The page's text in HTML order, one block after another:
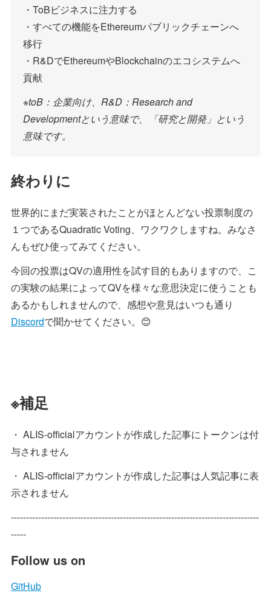
・ToBビジネスに注力する
・すべての機能をEthereumパブリックチェーンへ
移行
・R&DでEthereumやBlockchainのエコシステムへ
貢献
※toB：企業向け、R&D：Research and
Developmentという意味で、「研究と開発」という
意味です。
終わりに
世界的にまだ実装されたことがほとんどない投票制度の
１つであるQuadratic Voting、ワクワクしますね。みなさ
んもぜひ使ってみてください。
今回の投票はQVの適用性を試す目的もありますので、こ
の実験の結果によってQVを様々な意思決定に使うことも
あるかもしれませんので、感想や意見はいつも通り
Discordで聞かせてください。😊
※補足
・ ALIS-officialアカウントが作成した記事にトークンは付
与されません
・ ALIS-officialアカウントが作成した記事は人気記事に表
示されません
----------------------------------------------------------------------------------
-----
Follow us on
GitHub